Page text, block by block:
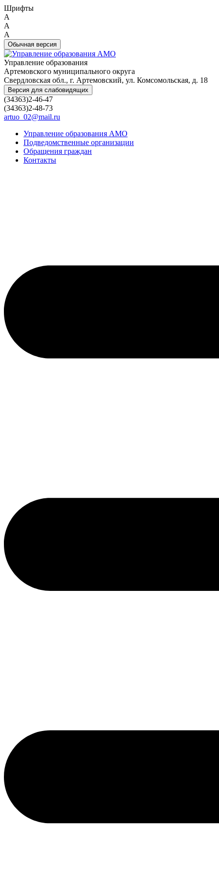
Шрифты
A
A
A
Обычная версия
Управление образования
Артемовского муниципального округа
Свердловская обл., г. Артемовский, ул. Комсомольская, д. 18
Версия для слабовидящих
(34363)2-46-47
(34363)2-48-73
artuo_02@mail.ru
Управление образования АМО
Подведомственные организации
Обращения граждан
Контакты